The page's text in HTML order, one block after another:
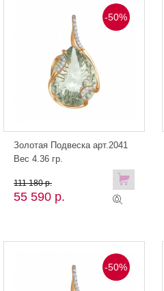
-50%
Золотая Подвеска арт.2041
Вес 4.36 гр.
55 590 р.
111 180 р.
-50%